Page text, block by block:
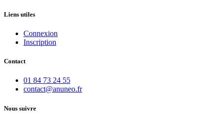
Liens utiles
Connexion
Inscription
Contact
01 84 73 24 55
contact@anuneo.fr
Nous suivre